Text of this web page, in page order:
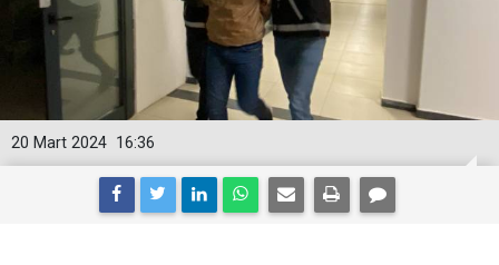
16:36
20 Mart 2024